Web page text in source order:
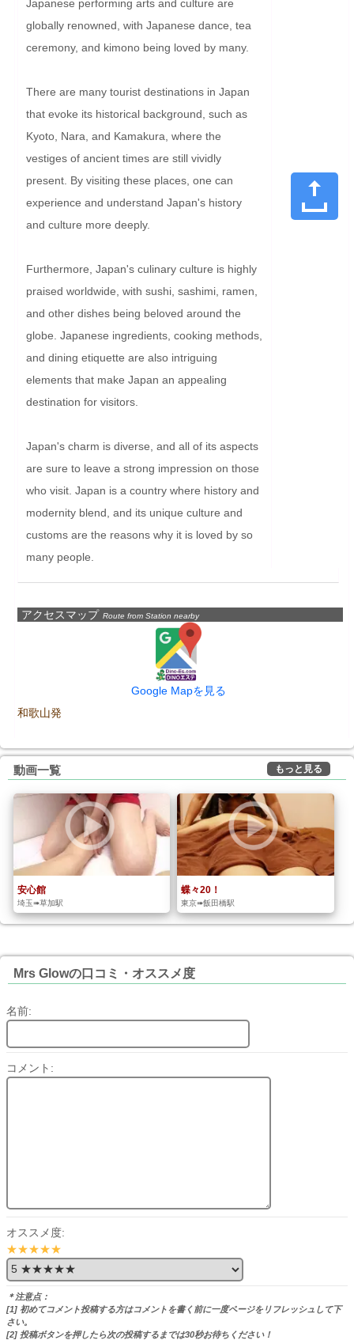
Japanese performing arts and culture are
globally renowned, with Japanese dance, tea
ceremony, and kimono being loved by many.
There are many tourist destinations in Japan
that evoke its historical background, such as
Kyoto, Nara, and Kamakura, where the
vestiges of ancient times are still vividly
present. By visiting these places, one can
experience and understand Japan's history
and culture more deeply.
Furthermore, Japan's culinary culture is highly
praised worldwide, with sushi, sashimi, ramen,
and other dishes being beloved around the
globe. Japanese ingredients, cooking methods,
and dining etiquette are also intriguing
elements that make Japan an appealing
destination for visitors.
Japan's charm is diverse, and all of its aspects
are sure to leave a strong impression on those
who visit. Japan is a country where history and
modernity blend, and its unique culture and
customs are the reasons why it is loved by so
many people.
アクセスマップ Route from Station nearby
Google Mapを見る
和歌山発
動画一覧 もっと見る
安心館
埼玉➠草加駅
蝶々20！
東京➠飯田橋駅
Mrs Glowの口コミ・オススメ度
名前:
コメント:
オススメ度:
★★★★★
＊注意点：
[1] 初めてコメント投稿する方はコメントを書く前に一度ページをリフレッシュして下
さい。
[2] 投稿ボタンを押したら次の投稿するまでは30秒お待ちください！